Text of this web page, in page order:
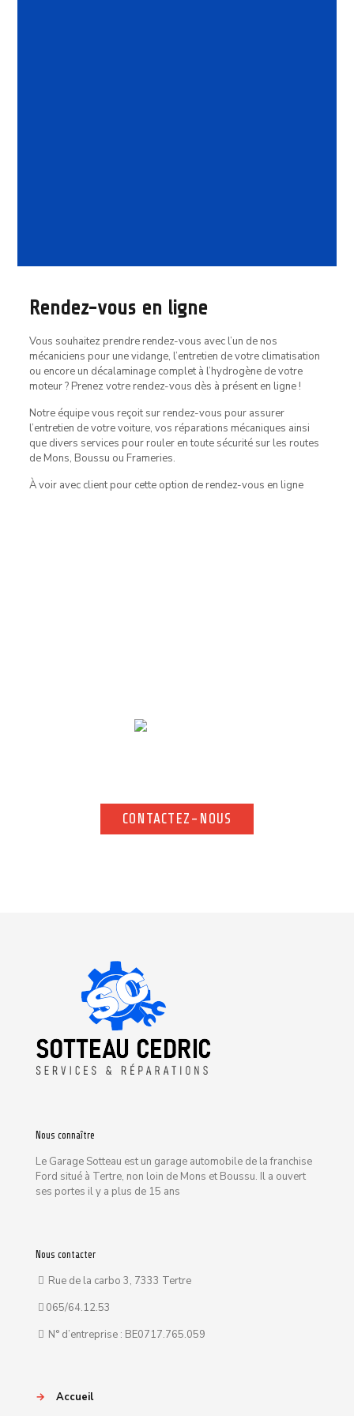
Rendez-vous en ligne
Vous souhaitez prendre rendez-vous avec l’un de nos
mécaniciens pour une vidange, l’entretien de votre climatisation
ou encore un décalaminage complet à l’hydrogène de votre
moteur ? Prenez votre rendez-vous dès à présent en ligne !
Notre équipe vous reçoit sur rendez-vous pour assurer
l’entretien de votre voiture, vos réparations mécaniques ainsi
que divers services pour rouler en toute sécurité sur les routes
de Mons, Boussu ou Frameries.
À voir avec client pour cette option de rendez-vous en ligne
CONTACTEZ-NOUS
CONTACTEZ-NOUS
Nous connaître
Le Garage Sotteau est un garage automobile de la franchise
Ford situé à Tertre, non loin de Mons et Boussu. Il a ouvert
ses portes il y a plus de 15 ans
Nous contacter
Rue de la carbo 3, 7333 Tertre
065/64.12.53
N° d’entreprise : BE0717.765.059
→ Accueil